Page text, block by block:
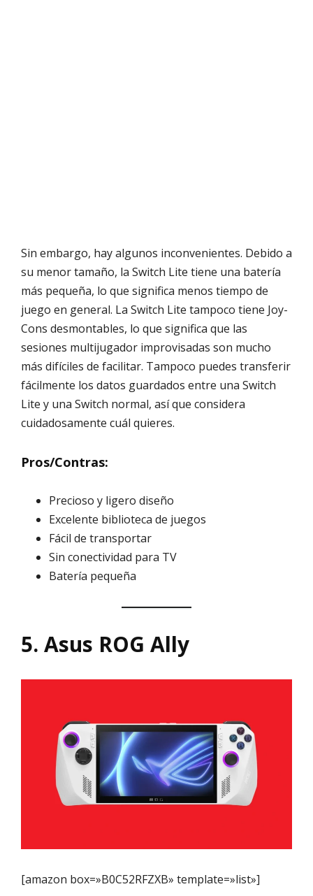
Sin embargo, hay algunos inconvenientes. Debido a
su menor tamaño, la Switch Lite tiene una batería
más pequeña, lo que significa menos tiempo de
juego en general. La Switch Lite tampoco tiene Joy-
Cons desmontables, lo que significa que las
sesiones multijugador improvisadas son mucho
más difíciles de facilitar. Tampoco puedes transferir
fácilmente los datos guardados entre una Switch
Lite y una Switch normal, así que considera
cuidadosamente cuál quieres.
Pros/Contras:
Precioso y ligero diseño
Excelente biblioteca de juegos
Fácil de transportar
Sin conectividad para TV
Batería pequeña
5. Asus ROG Ally
[amazon box=»B0C52RFZXB» template=»list»]